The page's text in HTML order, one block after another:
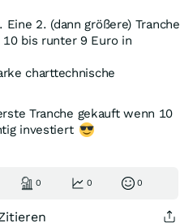
2. (dann größere) Tranche
bis runter 9 Euro in
charttechnische
Tranche gekauft wenn 10
investiert
0 0 0